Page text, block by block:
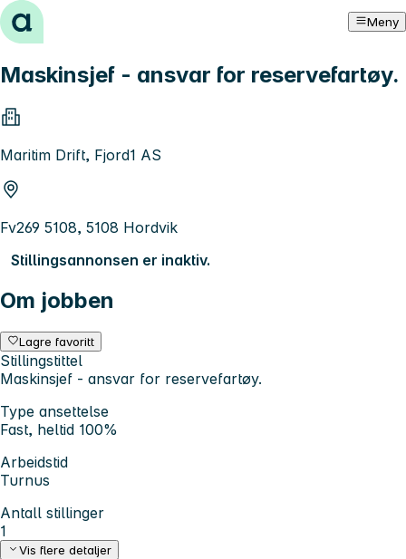
Hopp til innhold Meny
Maskinsjef - ansvar for reservefartøy.
Maritim Drift, Fjord1 AS
Fv269 5108, 5108 Hordvik
Stillingsannonsen er inaktiv.
Om jobben
Lagre favoritt
Stillingstittel
Maskinsjef - ansvar for reservefartøy.
Type ansettelse
Fast, heltid 100%
Arbeidstid
Turnus
Antall stillinger
1
Vis flere detaljer